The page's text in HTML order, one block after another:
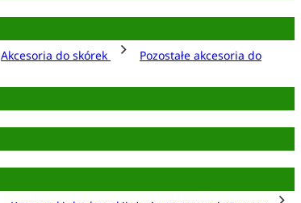
Akcesoria do skórek
Pozostałe akcesoria do